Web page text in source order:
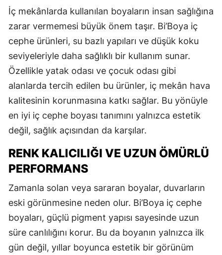
İç mekânlarda kullanılan boyaların insan sağlığına
zarar vermemesi büyük önem taşır. Bi’Boya iç
cephe ürünleri, su bazlı yapıları ve düşük koku
seviyeleriyle daha sağlıklı bir kullanım sunar.
Özellikle yatak odası ve çocuk odası gibi
alanlarda tercih edilen bu ürünler, iç mekân hava
kalitesinin korunmasına katkı sağlar. Bu yönüyle
en iyi iç cephe boyası tanımını yalnızca estetik
değil, sağlık açısından da karşılar.
RENK KALICILIĞI VE UZUN ÖMÜRLÜ
PERFORMANS
Zamanla solan veya sararan boyalar, duvarların
eski görünmesine neden olur. Bi’Boya iç cephe
boyaları, güçlü pigment yapısı sayesinde uzun
süre canlılığını korur. Bu da boyanın yalnızca ilk
gün değil, yıllar boyunca estetik bir görünüm